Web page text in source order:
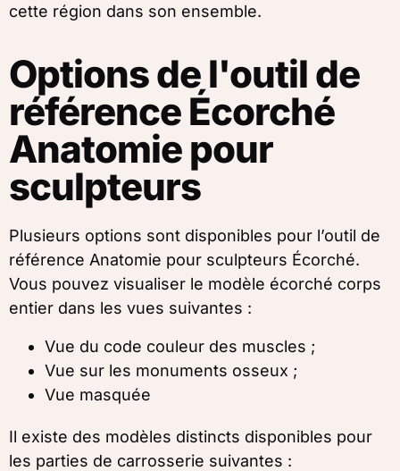
cette région dans son ensemble.
Options de l'outil de
référence Écorché
Anatomie pour
sculpteurs
Plusieurs options sont disponibles pour l’outil de
référence Anatomie pour sculpteurs Écorché.
Vous pouvez visualiser le modèle écorché corps
entier dans les vues suivantes :
Vue du code couleur des muscles ;
Vue sur les monuments osseux ;
Vue masquée
Il existe des modèles distincts disponibles pour
les parties de carrosserie suivantes :